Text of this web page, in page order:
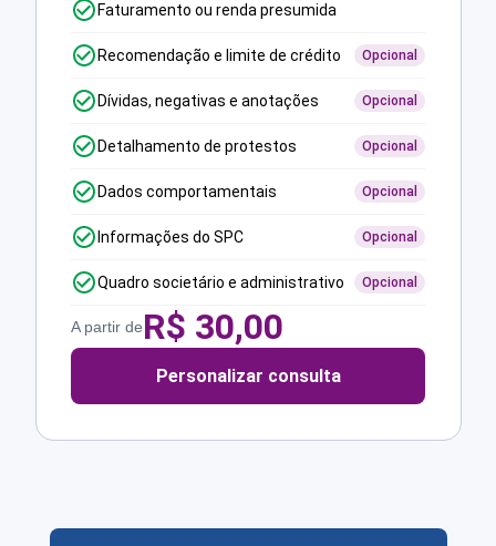
Faturamento ou renda presumida
Recomendação e limite de crédito Opcional
Dívidas, negativas e anotações Opcional
Detalhamento de protestos Opcional
Dados comportamentais Opcional
Informações do SPC Opcional
Quadro societário e administrativo Opcional
A partir deR$ 30,00
Personalizar consulta